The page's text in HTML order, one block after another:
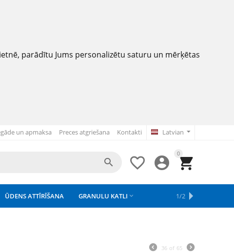
parādītu Jums personalizētu saturu un mērķētas
Latvian
un apmaksa Preces atgriešana Kontakti
0




ŪDENS ATTĪRĪŠANA GRANULU KATLI  APSAISTE
REZERVES DAĻAS
APGAISMOJUMS
1/2
36 of 65